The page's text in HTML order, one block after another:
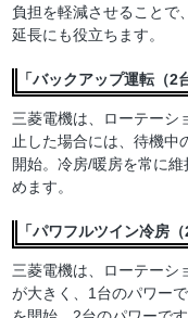
負担を軽減させることで
延長にも役立ちます。
「バックアップ運転（2
三菱電機は、ローテーシ
止した場合には、待機中
開始。冷房/暖房を常に
めます。
「パワフルツイン冷房
三菱電機は、ローテーシ
が大きく、1台のパワー